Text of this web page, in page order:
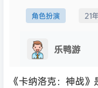
角色扮演 21
乐鸭游
《卡纳洛克：神战